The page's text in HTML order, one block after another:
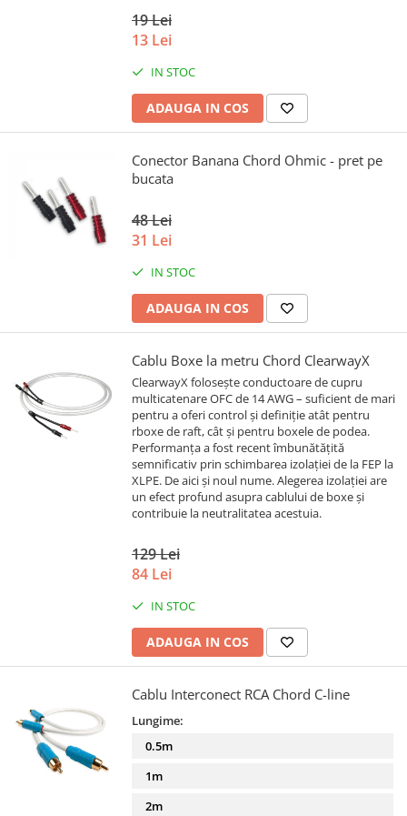
19 Lei
13 Lei
IN STOC
ADAUGA IN COS
Conector Banana Chord Ohmic - pret pe
bucata
48 Lei
31 Lei
IN STOC
ADAUGA IN COS
Cablu Boxe la metru Chord ClearwayX
ClearwayX folosește conductoare de cupru
multicatenare OFC de 14 AWG – suficient de mari
pentru a oferi control și definiție atât pentru
rboxe de raft, cât și pentru boxele de podea.
Performanța a fost recent îmbunătățită
semnificativ prin schimbarea izolației de la FEP la
XLPE. De aici și noul nume. Alegerea izolației are
un efect profund asupra cablului de boxe și
contribuie la neutralitatea acestuia.
129 Lei
84 Lei
IN STOC
ADAUGA IN COS
Cablu Interconect RCA Chord C-line
Lungime:
0.5m
1m
2m